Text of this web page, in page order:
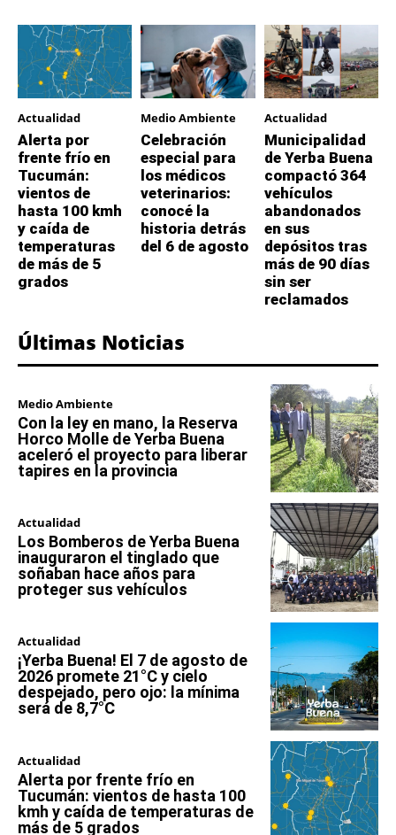
Actualidad
Alerta por
frente frío en
Tucumán:
vientos de
hasta 100 kmh
y caída de
temperaturas
de más de 5
grados
Medio Ambiente
Celebración
especial para
los médicos
veterinarios:
conocé la
historia detrás
del 6 de agosto
Actualidad
Municipalidad
de Yerba Buena
compactó 364
vehículos
abandonados
en sus
depósitos tras
más de 90 días
sin ser
reclamados
Últimas Noticias
Medio Ambiente
Con la ley en mano, la Reserva
Horco Molle de Yerba Buena
aceleró el proyecto para liberar
tapires en la provincia
Actualidad
Los Bomberos de Yerba Buena
inauguraron el tinglado que
soñaban hace años para
proteger sus vehículos
Actualidad
¡Yerba Buena! El 7 de agosto de
2026 promete 21°C y cielo
despejado, pero ojo: la mínima
será de 8,7°C
Actualidad
Alerta por frente frío en
Tucumán: vientos de hasta 100
kmh y caída de temperaturas de
más de 5 grados